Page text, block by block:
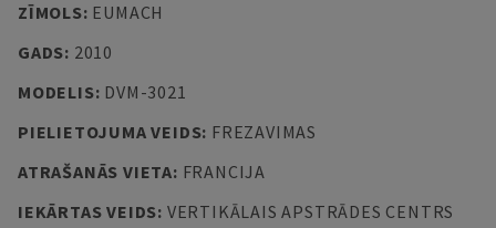
ZĪMOLS: EUMACH
GADS: 2010
MODELIS: DVM-3021
PIELIETOJUMA VEIDS: FREZAVIMAS
ATRAŠANĀS VIETA: FRANCIJA
IEKĀRTAS VEIDS: VERTIKĀLAIS APSTRĀDES CENTRS